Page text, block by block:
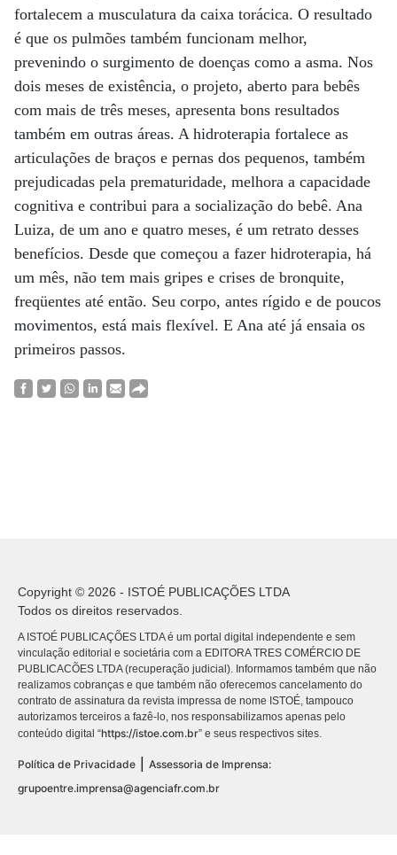
fortalecem a musculatura da caixa torácica. O resultado
é que os pulmões também funcionam melhor,
prevenindo o surgimento de doenças como a asma. Nos
dois meses de existência, o projeto, aberto para bebês
com mais de três meses, apresenta bons resultados
também em outras áreas. A hidroterapia fortalece as
articulações de braços e pernas dos pequenos, também
prejudicadas pela prematuridade, melhora a capacidade
cognitiva e contribui para a socialização do bebê. Ana
Luiza, de um ano e quatro meses, é um retrato desses
benefícios. Desde que começou a fazer hidroterapia, há
um mês, não tem mais gripes e crises de bronquite,
freqüentes até então. Seu corpo, antes rígido e de poucos
movimentos, está mais flexível. E Ana até já ensaia os
primeiros passos.
Copyright © 2026 - ISTOÉ PUBLICAÇÕES LTDA
Todos os direitos reservados.
A ISTOÉ PUBLICAÇÕES LTDA é um portal digital independente e sem
vinculação editorial e societária com a EDITORA TRES COMÉRCIO DE
PUBLICACÕES LTDA (recuperação judicial). Informamos também que não
realizamos cobranças e que também não oferecemos cancelamento do
contrato de assinatura da revista impressa de nome ISTOÉ, tampouco
autorizamos terceiros a fazê-lo, nos responsabilizamos apenas pelo
conteúdo digital “https://istoe.com.br” e seus respectivos sites.
Política de Privacidade
Assessoria de Imprensa:
grupoentre.imprensa@agenciafr.com.br